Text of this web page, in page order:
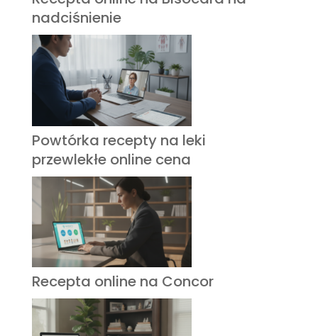
nadciśnienie
Powtórka recepty na leki
przewlekłe online cena
Recepta online na Concor